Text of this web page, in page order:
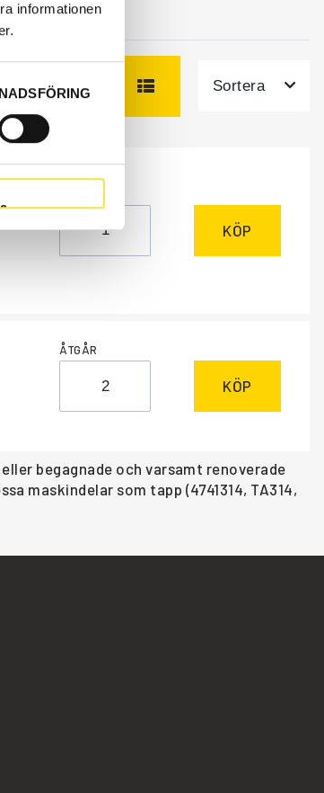
informationen
Sortera
KÖP
ÅTGÅR
KÖP
begagnade och varsamt renoverade
maskindelar som tapp (4741314, TA314,